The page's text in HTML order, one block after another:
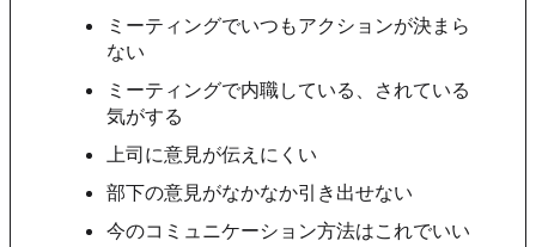
ミーティングでいつもアクションが決まら
ない
ミーティングで内職している、されている
気がする
上司に意見が伝えにくい
部下の意見がなかなか引き出せない
今のコミュニケーション方法はこれでいい